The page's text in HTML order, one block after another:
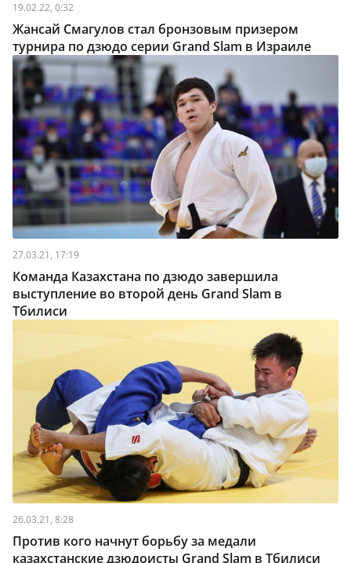
19.02.22, 0:32
Жансай Смагулов стал бронзовым призером
турнира по дзюдо серии Grand Slam в Израиле
27.03.21, 17:19
Команда Казахстана по дзюдо завершила
выступление во второй день Grand Slam в
Тбилиси
26.03.21, 8:28
Против кого начнут борьбу за медали
казахстанские дзюдоисты Grand Slam в Тбилиси